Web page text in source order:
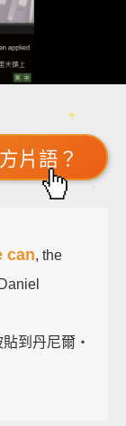
片語？
can, the
貼到丹尼爾‧